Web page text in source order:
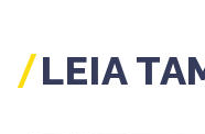
LEIA